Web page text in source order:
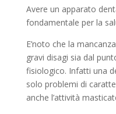
Avere un apparato
fondamentale per la
E’noto che la
gravi disagi sia dal
fisiologico. Infatti una
solo problemi di
anche l’attività